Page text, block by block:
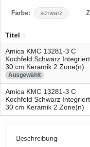
Farbe: schwarz
Titel
Amica KMC 13281-3 C
Kochfeld Schwarz Integriert
30 cm Keramik 2 Zone(n)
Ausgewählt
Amica KMC 13281-3 C
Kochfeld Schwarz Integriert
30 cm Keramik 2 Zone(n)
Beschreibung